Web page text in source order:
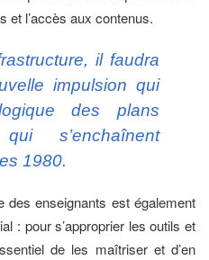
et l’accès aux contenus.
il faudra
impulsion qui
des plans
qui s’enchaînent
1980.
des enseignants est également
: pour s’approprier les outils et
de les maîtriser et d’en